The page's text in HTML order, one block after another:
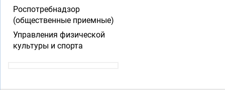
Роспотребнадзор
(общественные приемные)
Управления физической
культуры и спорта